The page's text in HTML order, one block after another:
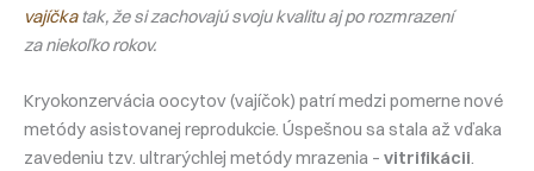
vajíčkatak, že si zachovajú svoju kvalitu aj po rozmrazení
za niekoľko rokov.
Kryokonzervácia oocytov (vajíčok) patrí medzi pomerne nové
metódy asistovanej reprodukcie. Úspešnou sa stala až vďaka
zavedeniu tzv. ultrarýchlej metódy mrazenia – vitrifikácii.